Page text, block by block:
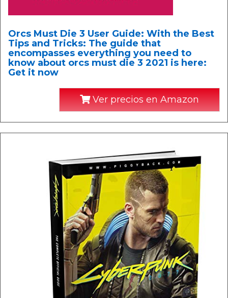
Orcs Must Die 3 User Guide: With the Best
Tips and Tricks: The guide that
encompasses everything you need to
know about orcs must die 3 2021 is here:
Get it now
Ver precios en Amazon